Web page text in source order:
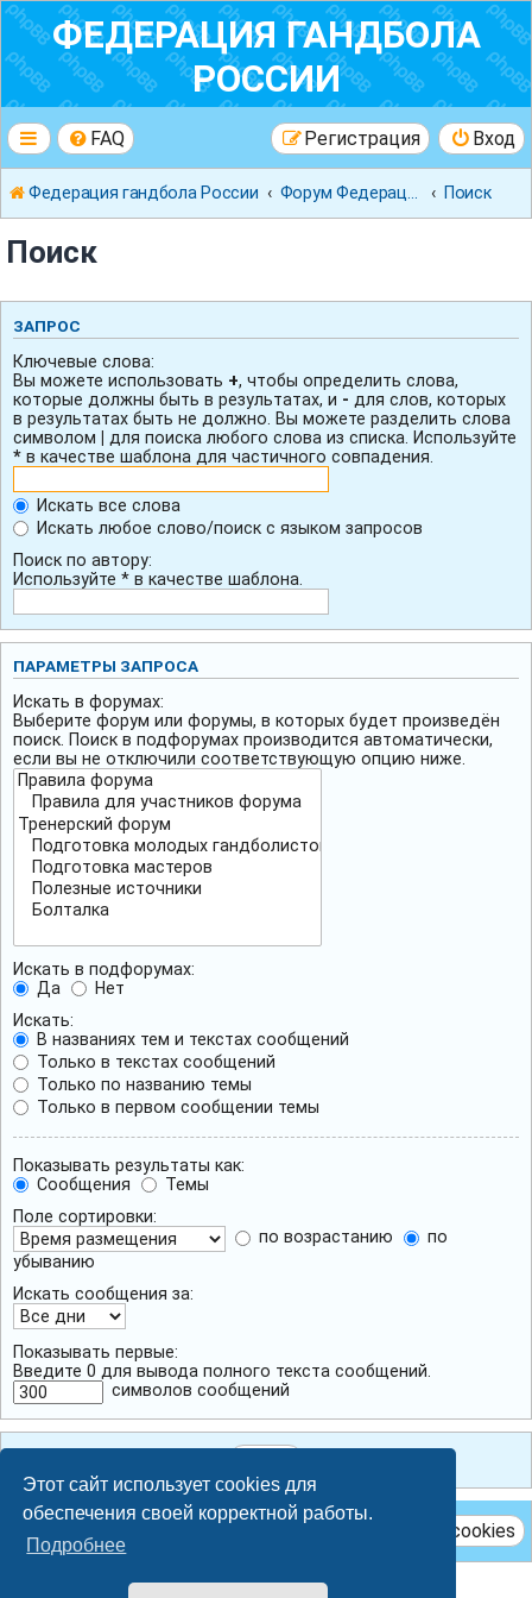
Этот сайт использует cookies для
обеспечения своей корректной работы.
Подробнее
ФЕДЕРАЦИЯ ГАНДБОЛА
РОССИИ
FAQ Вход
Регистрация
Федерация гандбола России Поиск
Поиск
ЗАПРОС
Ключевые слова:
Вы можете использовать +, чтобы определить слова,
которые должны быть в результатах, и - для слов, которых
в результатах быть не должно. Вы можете разделить слова
символом
для поиска любого слова из списка. Используйте
* в качестве шаблона для частичного совпадения.
Искать все слова
Искать любое слово/поиск с языком запросов
Поиск по автору:
Используйте * в качестве шаблона.
ПАРАМЕТРЫ ЗАПРОСА
Искать в форумах:
Выберите форум или форумы, в которых будет произведён
поиск. Поиск в подфорумах производится автоматически,
если вы не отключили соответствующую опцию ниже.
Искать в подфорумах:
Да
Нет
Искать:
В названиях тем и текстах сообщений
Только в текстах сообщений
Только по названию темы
Только в первом сообщении темы
Показывать результаты как:
Сообщения
Темы
Поле сортировки:
по возрастанию
по
убыванию
Искать сообщения за:
Показывать первые:
Введите 0 для вывода полного текста сообщений.
символов сообщений
Удалить cookies
Breeze style byIan Bradley